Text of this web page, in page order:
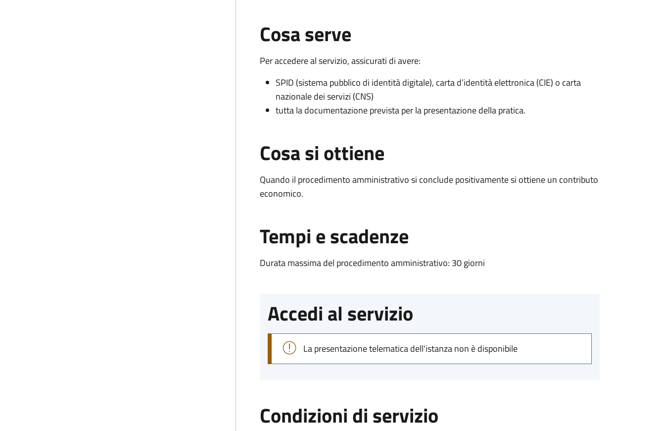
Cosa serve
Per accedere al servizio, assicurati di avere:
SPID (sistema pubblico di identità digitale), carta d’identità elettronica (CIE) o carta
nazionale dei servizi (CNS)
tutta la documentazione prevista per la presentazione della pratica.
Cosa si ottiene
Quando il procedimento amministrativo si conclude positivamente si ottiene un contributo
economico.
Tempi e scadenze
Durata massima del procedimento amministrativo: 30 giorni
Accedi al servizio
La presentazione telematica dell'istanza non è disponibile
Condizioni di servizio